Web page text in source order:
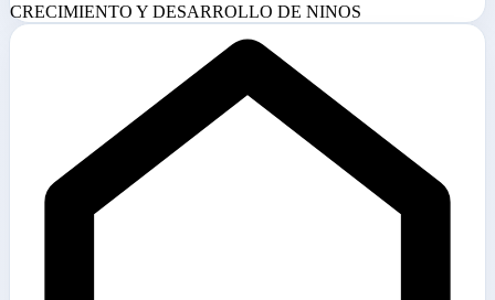
CRECIMIENTO Y DESARROLLO DE NINOS